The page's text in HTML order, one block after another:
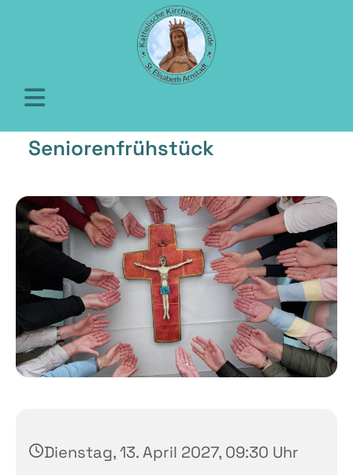
Seniorenfrühstück
Dienstag, 13. April 2027, 09:30 Uhr